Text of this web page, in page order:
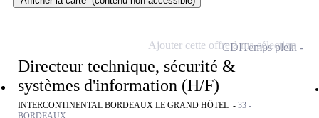
Directeur technique, sécurité &
systèmes d'information (H/F)
INTERCONTINENTAL BORDEAUX LE GRAND HÔTEL - 33 -
CDITemps plein
Ajouter cette offre à ma sélection